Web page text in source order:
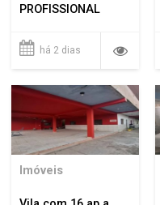
PROFISSIONAL
há 2 dias
Imóveis